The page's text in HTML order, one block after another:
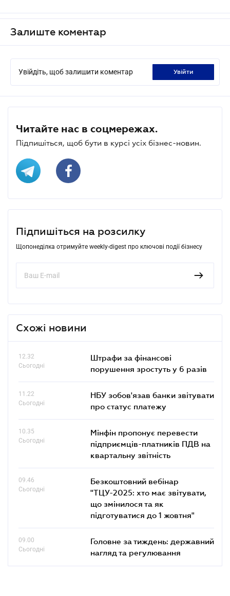
Залиште коментар
Увійдіть, щоб залишити коментар увійти
Читайте нас в соцмережах.
Підпишіться, щоб бути в курсі усіх бізнес-новин.
Підпишіться на розсилку
Щопонеділка отримуйте weekly-digest про ключові події бізнесу
Схожі новини
12.32
Сьогодні
Штрафи за фінансові
порушення зростуть у 6 разів
11.22
Сьогодні
НБУ зобов'язав банки звітувати
про статус платежу
10.35
Сьогодні
Мінфін пропонує перевести
підприємців-платників ПДВ на
квартальну звітність
09.46
Сьогодні
Безкоштовний вебінар
"ТЦУ-2025: хто має звітувати,
що змінилося та як
підготуватися до 1 жовтня"
09.00
Сьогодні
Головне за тиждень: державний
нагляд та регулювання